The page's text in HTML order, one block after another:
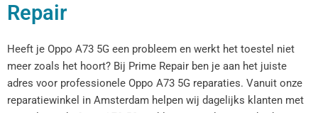
Repair
Heeft je Oppo A73 5G een probleem en werkt het toestel niet
meer zoals het hoort? Bij Prime Repair ben je aan het juiste
adres voor professionele Oppo A73 5G reparaties. Vanuit onze
reparatiewinkel in Amsterdam helpen wij dagelijks klanten met